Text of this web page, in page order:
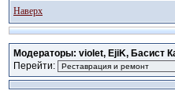
Наверх
Модераторы: violet, EjiK, Басист
Перейти: